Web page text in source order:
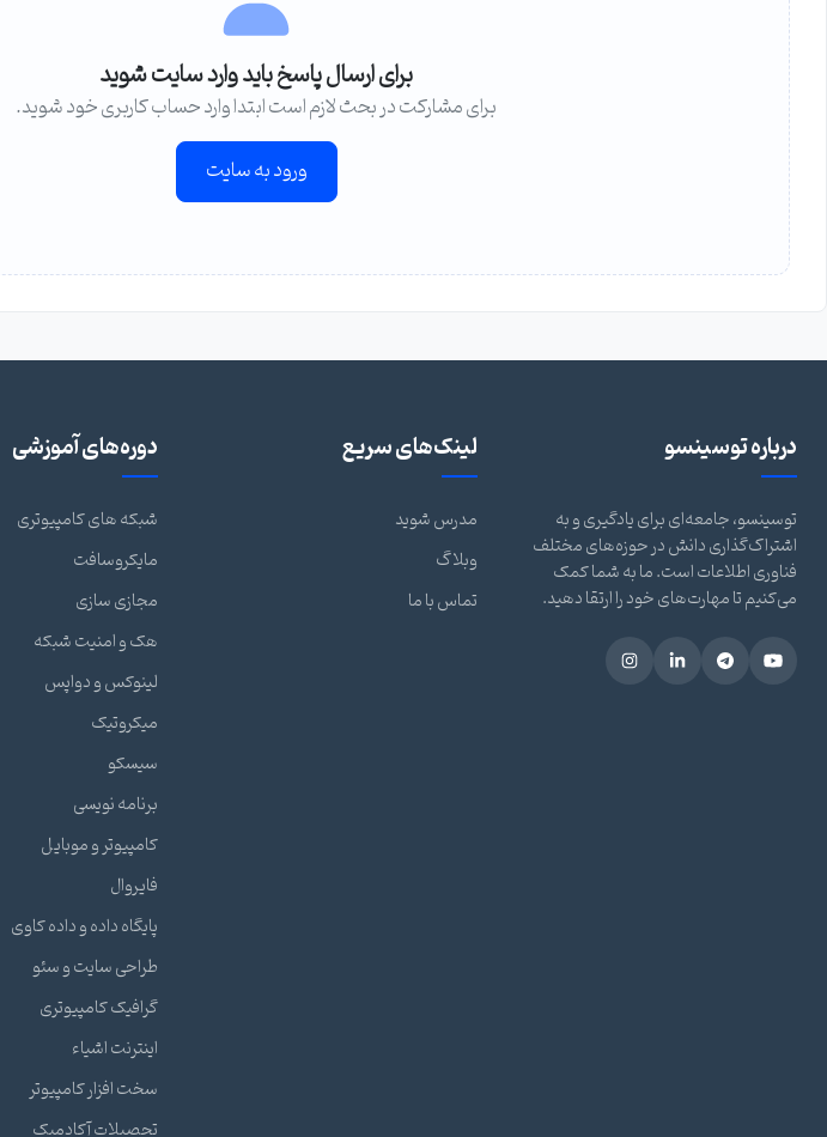
برای ارسال پاسخ باید وارد سایت شوید
برای مشارکت در بحث لازم است ابتدا وارد حساب کاربری خود شوید.
ورود به سایت
درباره توسینسو
توسینسو، جامعه‌ای برای یادگیری و به
اشتراک‌گذاری دانش در حوزه‌های مختلف
فناوری اطلاعات است. ما به شما کمک
می‌کنیم تا مهارت‌های خود را ارتقا دهید.
لینک‌های سریع
مدرس شوید
وبلاگ
تماس با ما
دوره‌های آموزشی
شبکه های کامپیوتری
مایکروسافت
مجازی سازی
هک و امنیت شبکه
لینوکس و دواپس
میکروتیک
سیسکو
برنامه نویسی
کامپیوتر و موبایل
فایروال
پایگاه داده و داده کاوی
طراحی سایت و سئو
گرافیک کامپیوتری
اینترنت اشیاء
سخت افزار کامپیوتر
تحصیلات آکادمیک